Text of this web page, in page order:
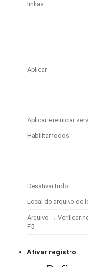
linhas
Aplicar
Aplicar e reiniciar
Habilitar todos
Desativar tudo
Local do arquivo de
Arquivo → Verificar
F5
Ativar registro